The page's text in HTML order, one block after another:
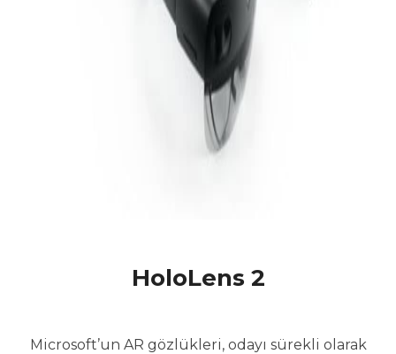
HoloLens 2
Microsoft’un AR gözlükleri, odayı sürekli olarak